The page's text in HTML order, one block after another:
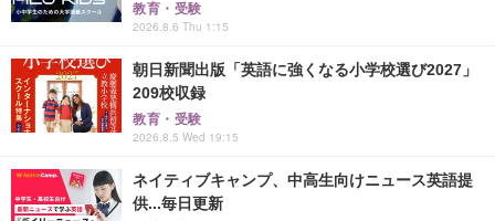
教育・受験
2026.8.6 Thu 1:15
朝日新聞出版「英語に強くなる小学校選び2027」
209校収録
教育・受験
2026.8.5 Wed 19:15
ネイティブキャンプ、中高生向けニュース英語提
供...毎日更新